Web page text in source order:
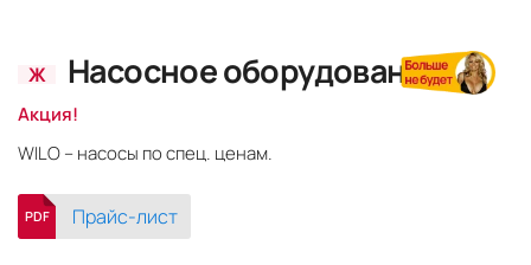
Ж Насосное оборудование
Акция!
WILO – насосы по спец. ценам.
PDF Прайс-лист